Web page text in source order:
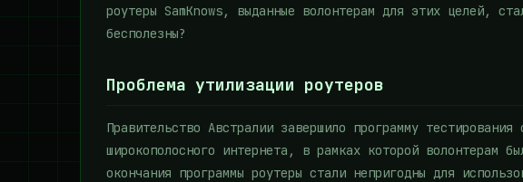
роутеры SamKnows, выданные волонтерам для этих целей,
бесполезны?
Проблема утилизации роутеров
Правительство Австралии завершило программу
широкополосного интернета, в рамках которой волонтерам
окончания программы роутеры стали непригодны для